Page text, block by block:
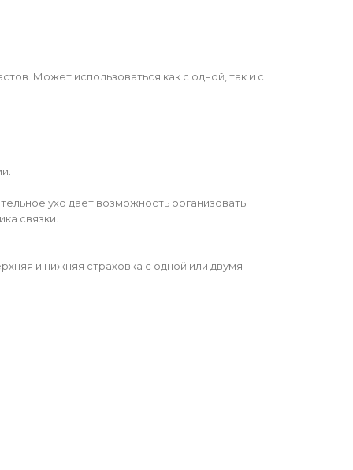
Может использоваться как с одной, так и с
ухо даёт возможность организовать
связки.
и нижняя страховка с одной или двумя